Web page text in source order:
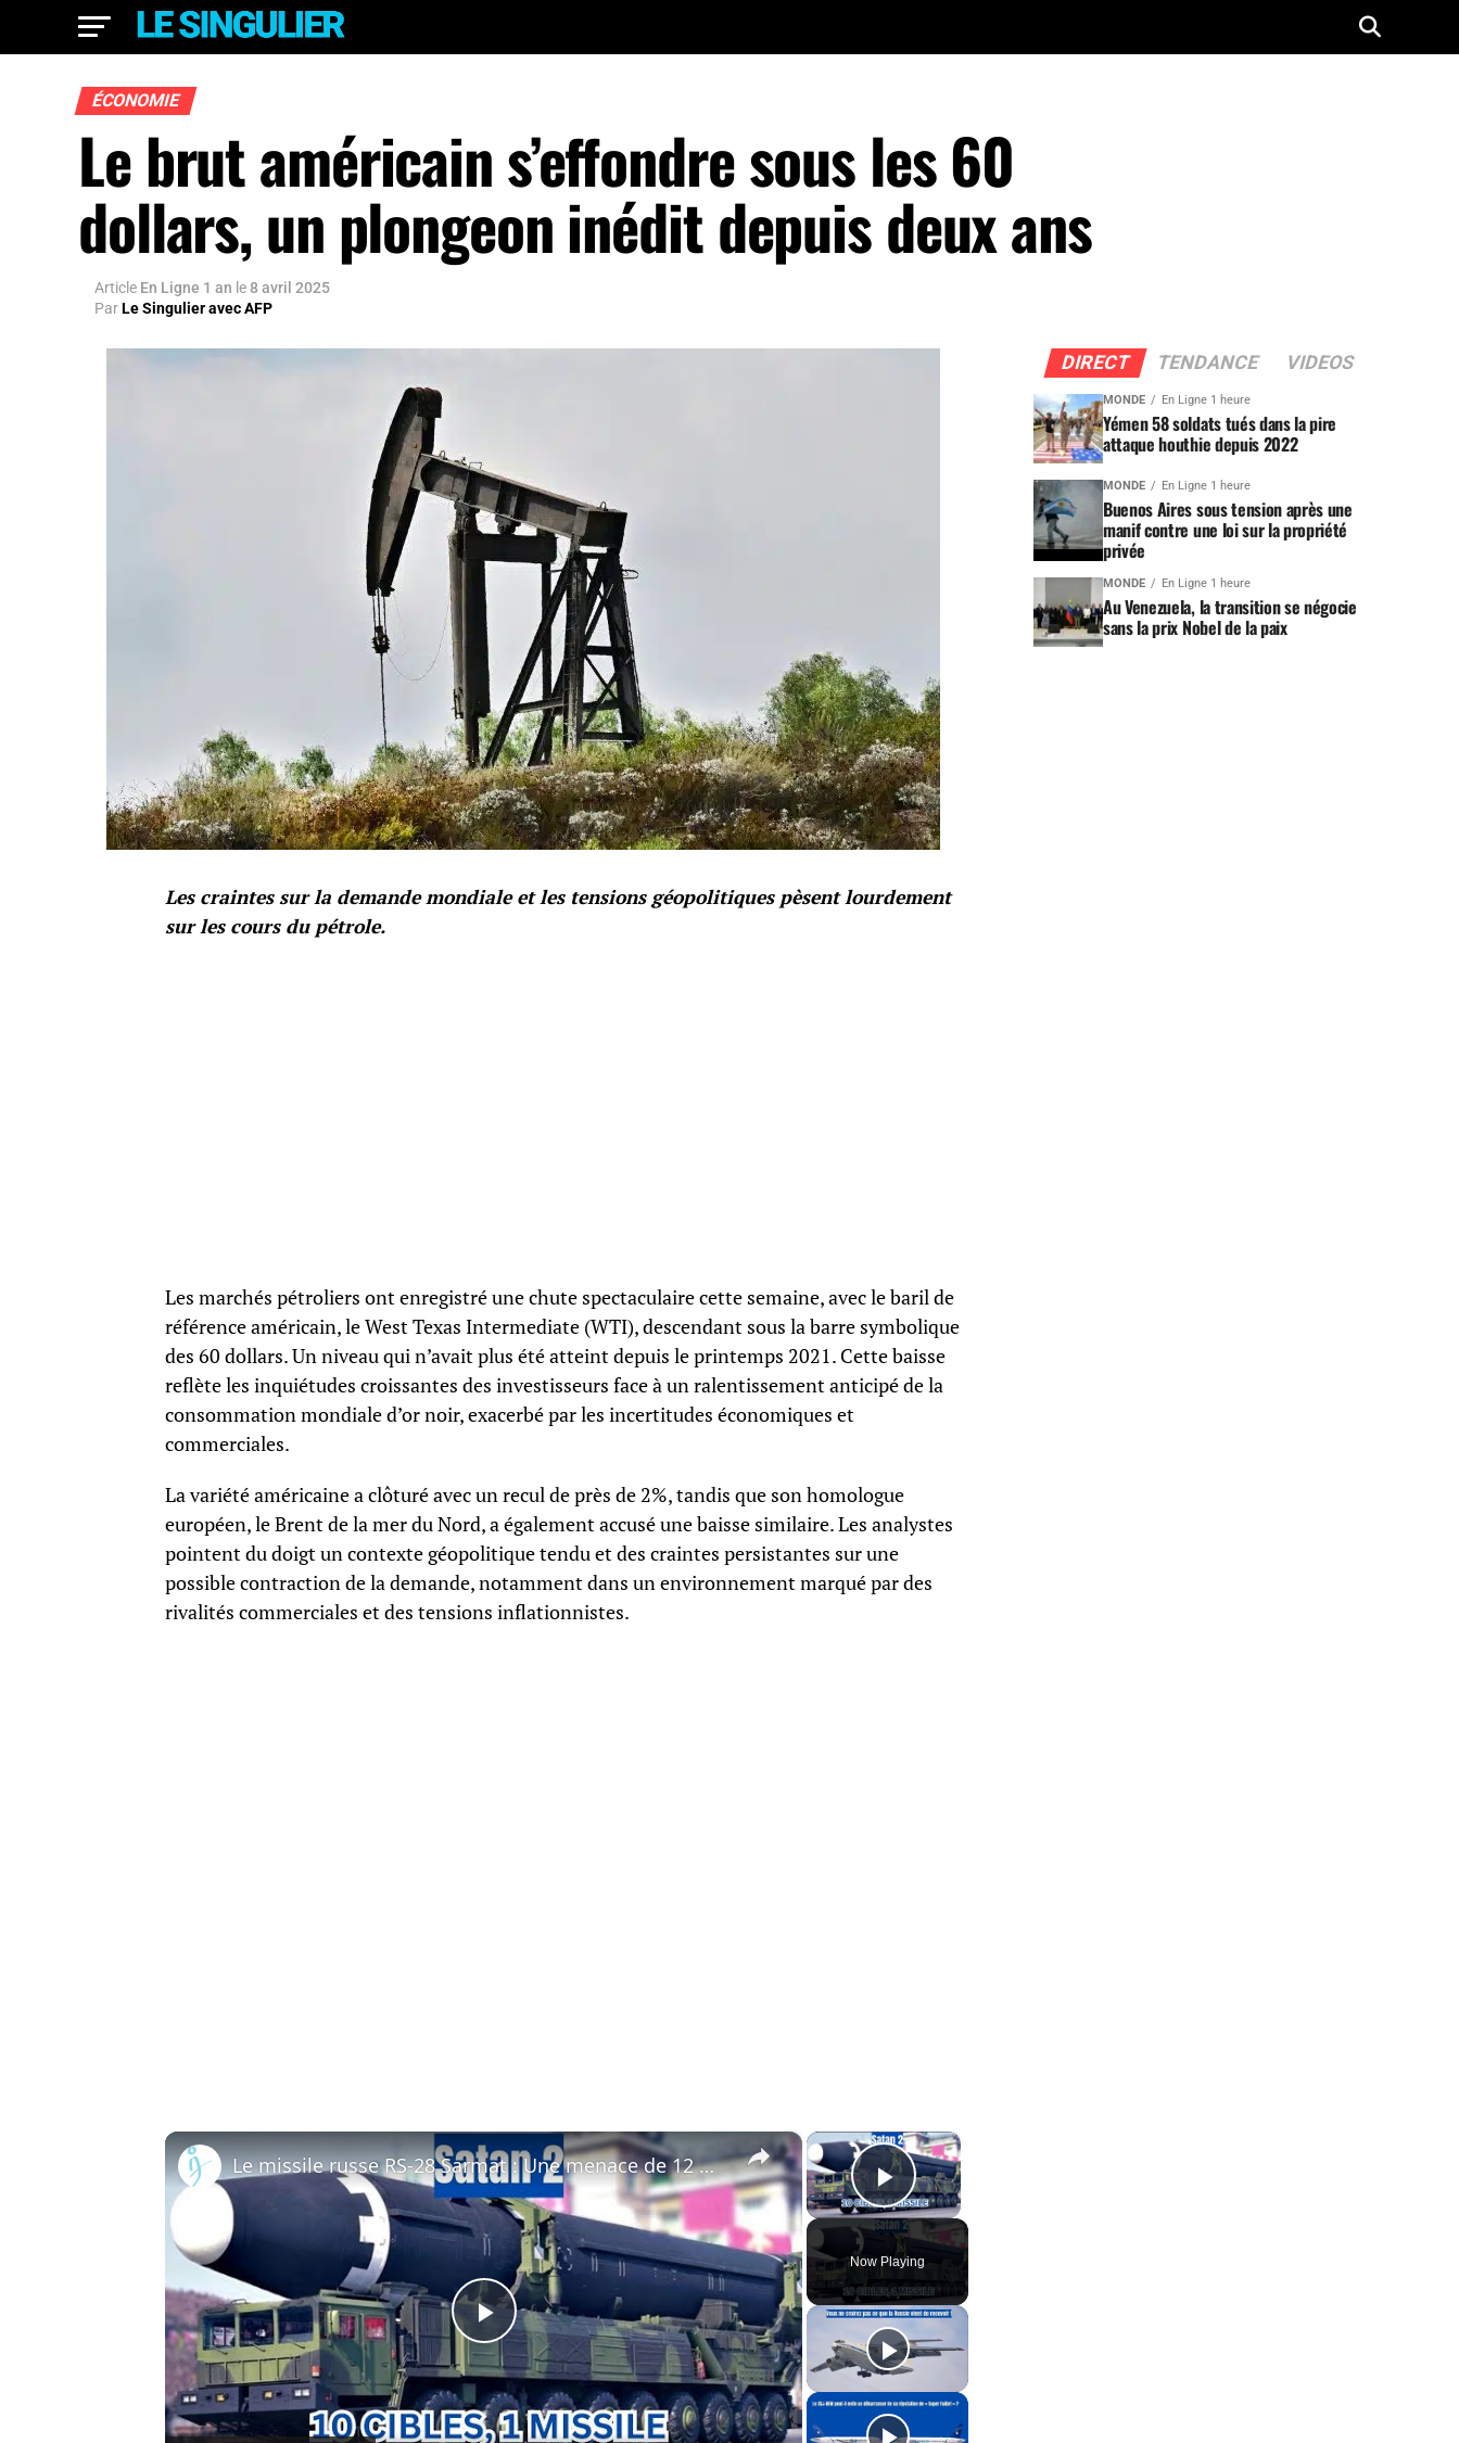
ÉCONOMIE
Le brut américain s’effondre sous les 60
dollars, un plongeon inédit depuis deux ans
Article En Ligne 1 an le8 avril 2025
ParLe Singulier avec AFP
Les craintes sur la demande mondiale et les tensions géopolitiques pèsent lourdement
sur les cours du pétrole.
Les marchés pétroliers ont enregistré une chute spectaculaire cette semaine, avec le baril de
référence américain, le West Texas Intermediate (WTI), descendant sous la barre symbolique
des 60 dollars. Un niveau qui n’avait plus été atteint depuis le printemps 2021. Cette baisse
reflète les inquiétudes croissantes des investisseurs face à un ralentissement anticipé de la
consommation mondiale d’or noir, exacerbé par les incertitudes économiques et
commerciales.
La variété américaine a clôturé avec un recul de près de 2%, tandis que son homologue
européen, le Brent de la mer du Nord, a également accusé une baisse similaire. Les analystes
pointent du doigt un contexte géopolitique tendu et des craintes persistantes sur une
possible contraction de la demande, notamment dans un environnement marqué par des
rivalités commerciales et des tensions inflationnistes.
×
Play Video
Now Playing
×
Play
Video
Le missile russe RS-28 Sarmat : Une menace de 12 minutes pour la stabilité occidentale
DIRECT TENDANCE VIDEOS
MONDE En Ligne 1 heure
Yémen 58 soldats tués dans la pire
attaque houthie depuis 2022
MONDE En Ligne 1 heure
Buenos Aires sous tension après une
manif contre une loi sur la propriété
privée
MONDE En Ligne 1 heure
Au Venezuela, la transition se négocie
sans la prix Nobel de la paix